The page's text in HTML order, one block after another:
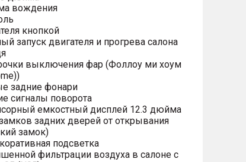
вождения
кнопкой
запуск двигателя и прогрева салона
выключения фар (Фоллоу ми хоум
задние фонари
сигналы поворота
емкостный дисплей 12.3 дюйма
задних дверей от открывания
замок)
подсветка
фильтрации воздуха в салоне с